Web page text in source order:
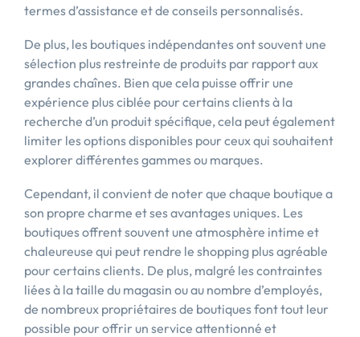
termes d’assistance et de conseils personnalisés.
De plus, les boutiques indépendantes ont souvent une
sélection plus restreinte de produits par rapport aux
grandes chaînes. Bien que cela puisse offrir une
expérience plus ciblée pour certains clients à la
recherche d’un produit spécifique, cela peut également
limiter les options disponibles pour ceux qui souhaitent
explorer différentes gammes ou marques.
Cependant, il convient de noter que chaque boutique a
son propre charme et ses avantages uniques. Les
boutiques offrent souvent une atmosphère intime et
chaleureuse qui peut rendre le shopping plus agréable
pour certains clients. De plus, malgré les contraintes
liées à la taille du magasin ou au nombre d’employés,
de nombreux propriétaires de boutiques font tout leur
possible pour offrir un service attentionné et